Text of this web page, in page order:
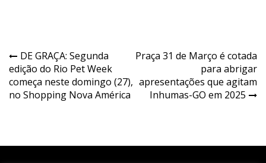
Navegação
de
Post
DE GRAÇA: Segunda
edição do Rio Pet Week
começa neste domingo (27),
no Shopping Nova América
Praça 31 de Março é cotada
para abrigar
apresentações que agitam
Inhumas-GO em 2025